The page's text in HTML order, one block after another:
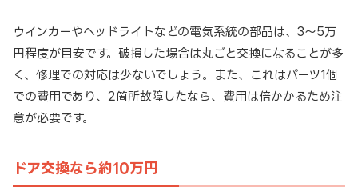
ウインカーやヘッドライトなどの電気系統の部品は、3～5万
円程度が目安です。破損した場合は丸ごと交換になることが多
く、修理での対応は少ないでしょう。また、これはパーツ1個
での費用であり、2箇所故障したなら、費用は倍かかるため注
意が必要です。
ドア交換なら約10万円